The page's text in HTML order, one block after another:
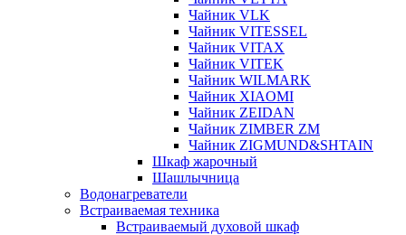
Чайник VLK
Чайник VITESSEL
Чайник VITAX
Чайник VITEK
Чайник WILMARK
Чайник XIAOMI
Чайник ZEIDAN
Чайник ZIMBER ZM
Чайник ZIGMUND&SHTAIN
Шкаф жарочный
Шашлычница
Водонагреватели
Встраиваемая техника
Встраиваемый духовой шкаф